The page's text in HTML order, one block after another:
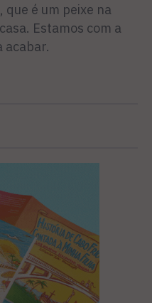
é um peixe na
Estamos com a
acabar.